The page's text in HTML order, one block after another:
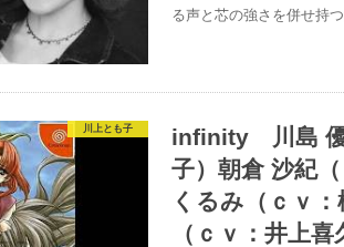
る声と芯の強さを併せ持
川上とも子
infinity 川島 優
子）朝倉 沙紀
くるみ（ｃｖ
（ｃｖ：井上